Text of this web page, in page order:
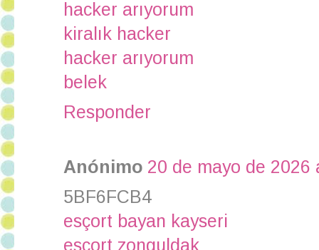
hacker arıyorum
kiralık hacker
hacker arıyorum
belek
Responder
Anónimo 20 de mayo de 2026
5BF6FCB4
esçort bayan kayseri
esçort zonguldak